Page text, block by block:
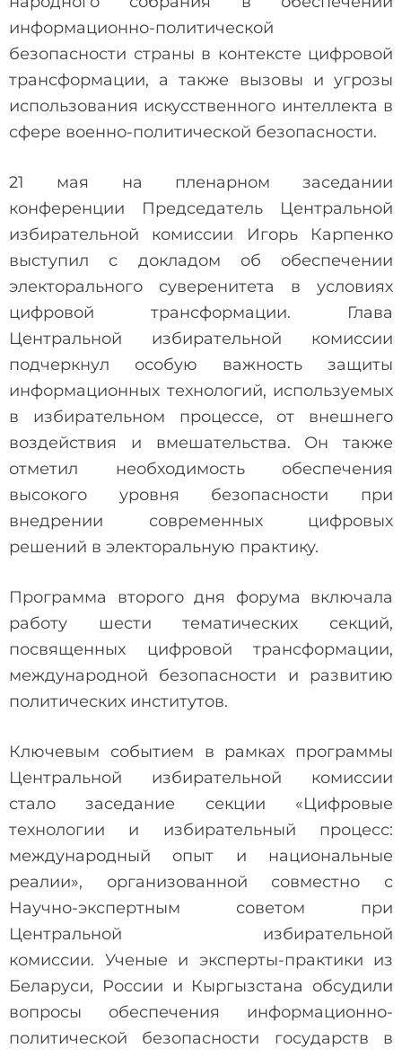
информационно-политической
безопасности страны в контексте цифровой
трансформации, а также вызовы и угрозы
использования искусственного интеллекта в
сфере военно-политической безопасности.
21 мая на пленарном заседании
конференции Председатель Центральной
избирательной комиссии Игорь Карпенко
выступил с докладом об обеспечении
электорального суверенитета в условиях
цифровой трансформации. Глава
Центральной избирательной комиссии
подчеркнул особую важность защиты
информационных технологий, используемых
в избирательном процессе, от внешнего
воздействия и вмешательства. Он также
отметил необходимость обеспечения
высокого уровня безопасности при
внедрении современных цифровых
решений в электоральную практику.
Программа второго дня форума включала
работу шести тематических секций,
посвященных цифровой трансформации,
международной безопасности и развитию
политических институтов.
Ключевым событием в рамках программы
Центральной избирательной комиссии
стало заседание секции «Цифровые
технологии и избирательный процесс:
международный опыт и национальные
реалии», организованной совместно с
Научно-экспертным советом при
Центральной избирательной
комиссии. Ученые и эксперты-практики из
Беларуси, России и Кыргызстана обсудили
вопросы обеспечения информационно-
политической безопасности государств в